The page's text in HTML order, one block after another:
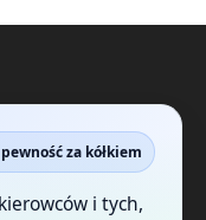
za kółkiem
i tych,